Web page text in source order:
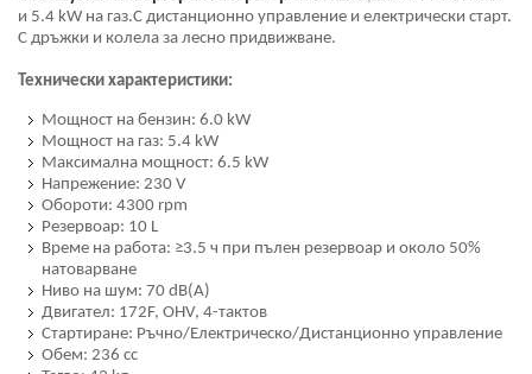
и 5.4 kW на газ.С дистанционно управление и електрически старт.
С дръжки и колела за лесно придвижване.
Технически характеристики:
Мощност на бензин: 6.0 kW
Мощност на газ: 5.4 kW
Максимална мощност: 6.5 kW
Напрежение: 230 V
Обороти: 4300 rpm
Резервоар: 10 L
Време на работа: ≥3.5 ч при пълен резервоар и около 50%
натоварване
Ниво на шум: 70 dB(A)
Двигател: 172F, OHV, 4-тактов
Стартиране: Ръчно/Електрическо/Дистанционно управление
Обем: 236 cc